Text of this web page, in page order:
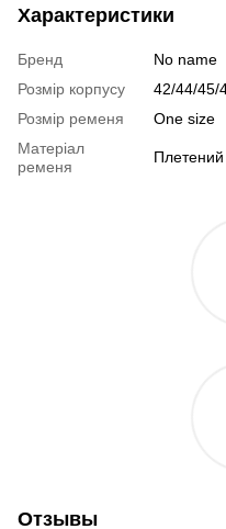
Характеристики
Бренд
No name
Розмір корпусу
42/44/45/
Розмір ременя
One size
Матеріал
ременя
Отзывы